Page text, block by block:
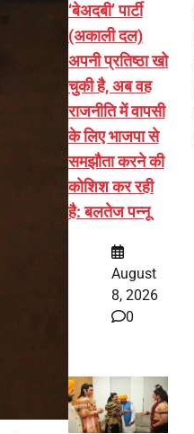
‘बेअदबी’ पार्टी
(अकाली दल)
अपनी प्रतिष्ठा खो
चुकी है, अब वह
राजनीति में वापसी
के लिए भाजपा से
समझौता करने की
कोशिश कर रही
है: बलतेज पन्नू
August
8, 2026
0